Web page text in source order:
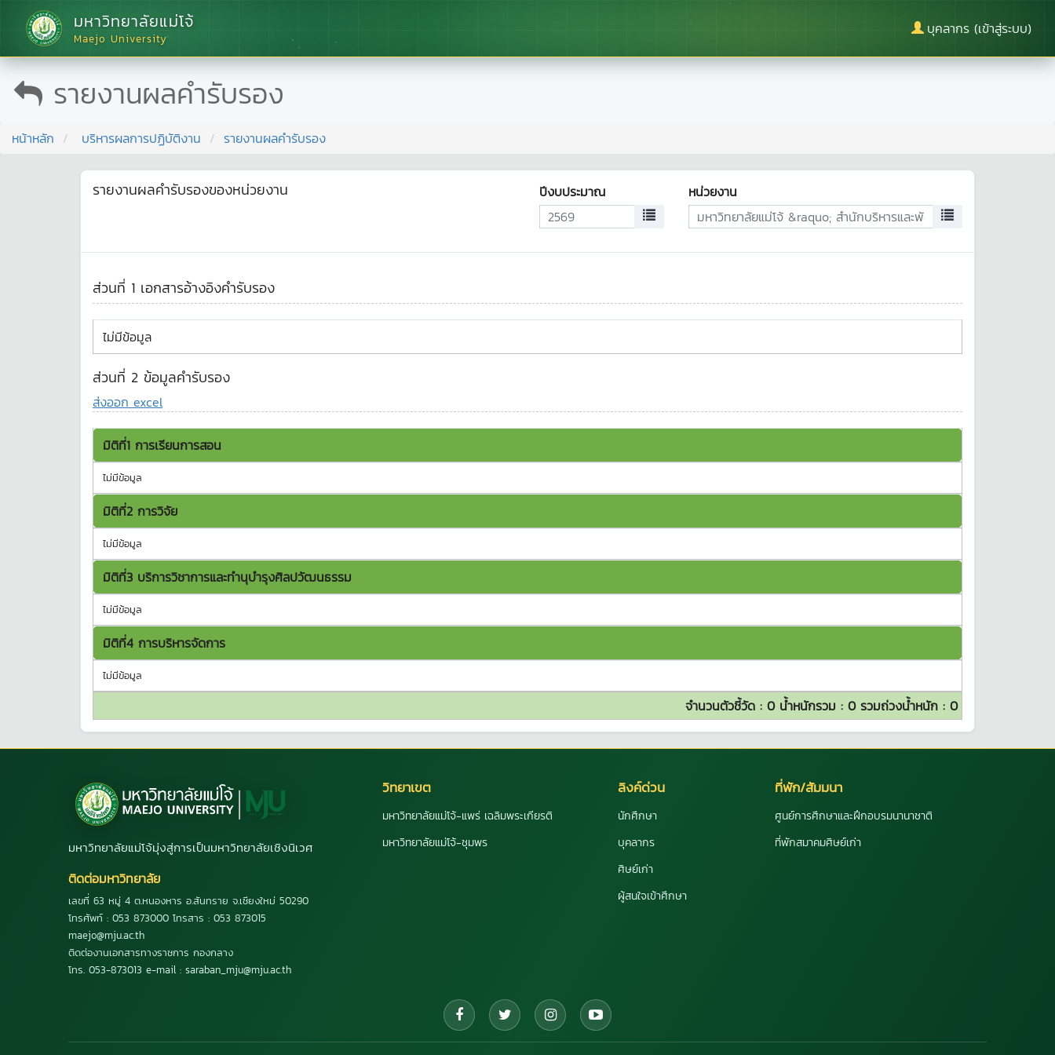
มหาวิทยาลัยแม่โจ้
Maejo University
บุคลากร (เข้าสู่ระบบ)
รายงานผลคำรับรอง
หน้าหลัก บริหารผลการปฏิบัติงาน รายงานผลคำรับรอง
รายงานผลคำรับรองของหน่วยงาน ปีงบประมาณ หน่วยงาน
ส่วนที่ 1 เอกสารอ้างอิงคำรับรอง
ไม่มีข้อมูล
ส่วนที่ 2 ข้อมูลคำรับรอง
ส่งออก excel
มิติที่1 การเรียนการสอน
ไม่มีข้อมูล
มิติที่2 การวิจัย
ไม่มีข้อมูล
มิติที่3 บริการวิชาการและทำนุบำรุงศิลปวัฒนธรรม
ไม่มีข้อมูล
มิติที่4 การบริหารจัดการ
ไม่มีข้อมูล
จำนวนตัวชี้วัด : 0 น้ำหนักรวม : 0 รวมถ่วงน้ำหนัก : 0
มหาวิทยาลัยแม่โจ้มุ่งสู่การเป็นมหาวิทยาลัยเชิงนิเวศ
ติดต่อมหาวิทยาลัย
เลขที่ 63 หมู่ 4 ต.หนองหาร อ.สันทราย จ.เชียงใหม่ 50290
โทรศัพท์ : 053 873000 โทรสาร : 053 873015
maejo@mju.ac.th
ติดต่องานเอกสารทางราชการ กองกลาง
โทร. 053-873013 e-mail : saraban_mju@mju.ac.th
วิทยาเขต
มหาวิทยาลัยแม่โจ้-แพร่ เฉลิมพระเกียรติ
มหาวิทยาลัยแม่โจ้-ชุมพร
ลิงค์ด่วน
นักศึกษา
บุคลากร
ศิษย์เก่า
ผู้สนใจเข้าศึกษา
ที่พัก/สัมมนา
ศูนย์การศึกษาและฝึกอบรมนานาชาติ
ที่พักสมาคมศิษย์เก่า